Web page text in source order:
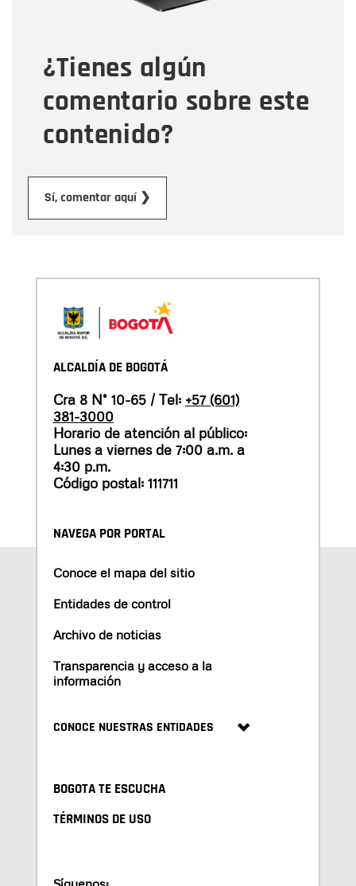
¿Tienes algún
comentario sobre este
contenido?
Sí, comentar aquí ❯
Mensaje
ALCALDÍA DE BOGOTÁ
Cra 8 N° 10-65 / Tel: +57 (601)
381-3000
Horario de atención al público:
Lunes a viernes de 7:00 a.m. a
4:30 p.m.
Código postal: 111711
NAVEGA POR PORTAL
Conoce el mapa del sitio
Entidades de control
Archivo de noticias
Transparencia y acceso a la
información
CONOCE NUESTRAS ENTIDADES
BOGOTA TE ESCUCHA
TÉRMINOS DE USO